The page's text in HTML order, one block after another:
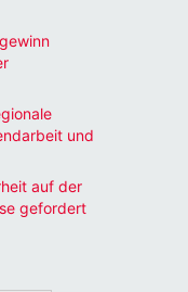
und
auf der
gefordert